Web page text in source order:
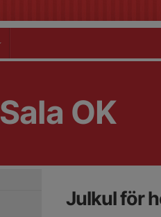
Sala OK
Julkul för